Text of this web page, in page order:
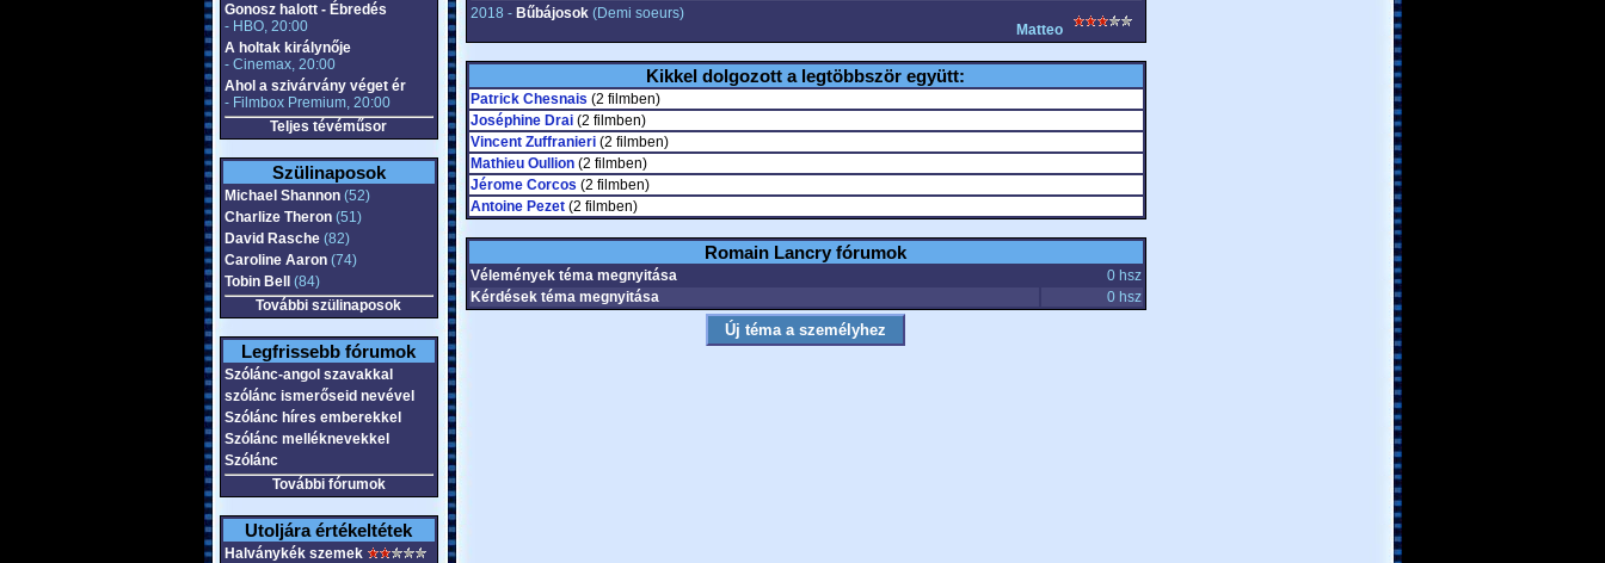
Gonosz halott - Ébredés
- HBO, 20:00
A holtak királynője
- Cinemax, 20:00
Ahol a szivárvány véget ér
- Filmbox Premium, 20:00
Teljes tévéműsor
Szülinaposok
Michael Shannon(52)
Charlize Theron(51)
David Rasche(82)
Caroline Aaron(74)
Tobin Bell
(84)
További szülinaposok
Legfrissebb fórumok
Szólánc-angol szavakkal
szólánc ismerőseid nevével
Szólánc híres emberekkel
Szólánc melléknevekkel
Szólánc
További fórumok
Utoljára értékeltétek
Halványkék szemek
2018 - Bűbájosok(Demi soeurs)
Matteo
Kikkel dolgozott a legtöbbször együtt:
Patrick Chesnais (2 filmben)
Joséphine Drai(2 filmben)
Vincent Zuffranieri(2 filmben)
Mathieu Oullion(2 filmben)
Jérome Corcos (2 filmben)
Antoine Pezet(2 filmben)
Romain Lancry fórumok
Vélemények téma megnyitása
0 hsz
Kérdések téma megnyitása
0 hsz